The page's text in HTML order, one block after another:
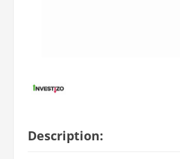
Description: